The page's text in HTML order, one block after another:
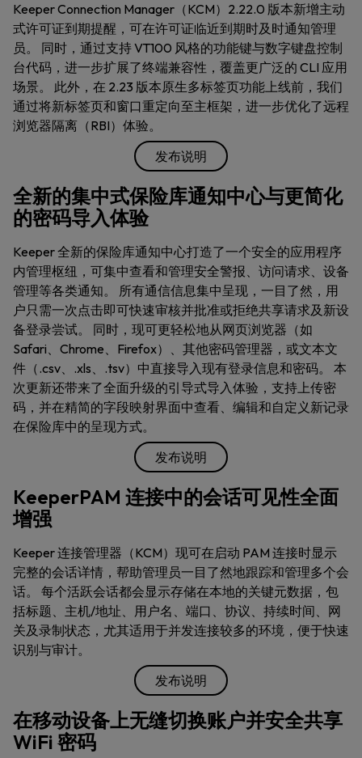
Keeper Connection Manager（KCM）2.22.0 版本新增主动
式许可证到期提醒，可在许可证临近到期时及时通知管理
员。 同时，通过支持 VT100 风格的功能键与数字键盘控制
台代码，进一步扩展了终端兼容性，覆盖更广泛的 CLI 应用
场景。 此外，在 2.23 版本原生多标签页功能上线前，我们
通过将新标签页和窗口重定向至主框架，进一步优化了远程
浏览器隔离（RBI）体验。
发布说明
全新的集中式保险库通知中心与更简化
的密码导入体验
Keeper 全新的保险库通知中心打造了一个安全的应用程序
内管理枢纽，可集中查看和管理安全警报、访问请求、设备
管理等各类通知。 所有通信信息集中呈现，一目了然，用
户只需一次点击即可快速审核并批准或拒绝共享请求及新设
备登录尝试。 同时，现可更轻松地从网页浏览器（如
Safari、Chrome、Firefox）、其他密码管理器，或文本文
件（.csv、.xls、.tsv）中直接导入现有登录信息和密码。 本
次更新还带来了全面升级的引导式导入体验，支持上传密
码，并在精简的字段映射界面中查看、编辑和自定义新记录
在保险库中的呈现方式。
发布说明
KeeperPAM 连接中的会话可见性全面
增强
Keeper 连接管理器（KCM）现可在启动 PAM 连接时显示
完整的会话详情，帮助管理员一目了然地跟踪和管理多个会
话。 每个活跃会话都会显示存储在本地的关键元数据，包
括标题、主机/地址、用户名、端口、协议、持续时间、网
关及录制状态，尤其适用于并发连接较多的环境，便于快速
识别与审计。
发布说明
在移动设备上无缝切换账户并安全共享
WiFi 密码